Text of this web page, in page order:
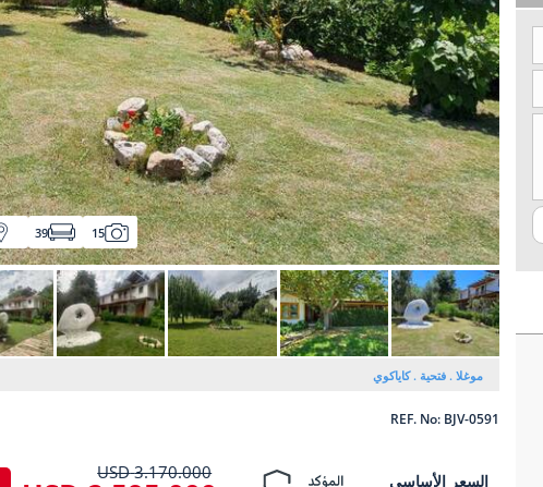
15
39
موغلا فتحية كاياكوي
REF. No: BJV-0591
السعر الأساسي 3.170.000 USD